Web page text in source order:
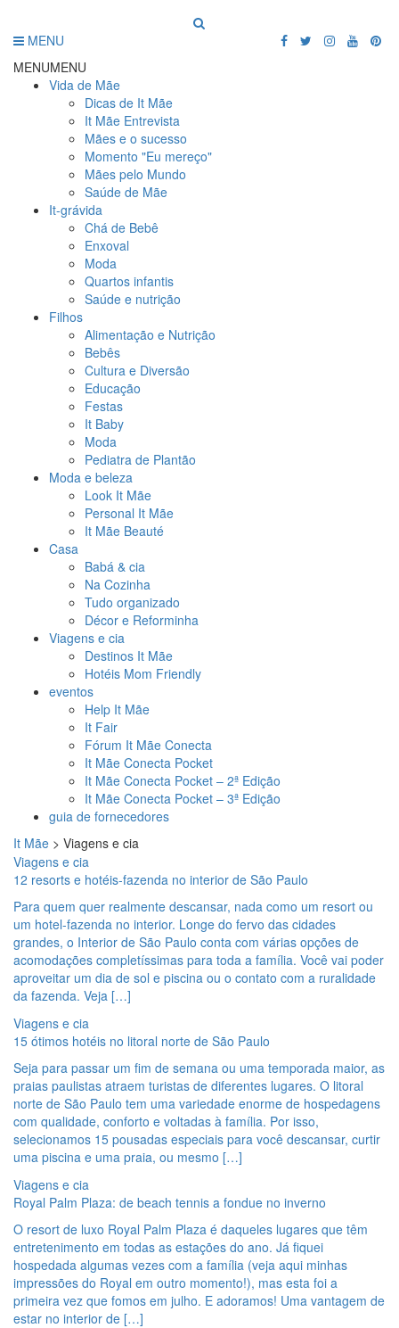
MENU
MENUMENU
Vida de Mãe
Dicas de It Mãe
It Mãe Entrevista
Mães e o sucesso
Momento "Eu mereço"
Mães pelo Mundo
Saúde de Mãe
It-grávida
Chá de Bebê
Enxoval
Moda
Quartos infantis
Saúde e nutrição
Filhos
Alimentação e Nutrição
Bebês
Cultura e Diversão
Educação
Festas
It Baby
Moda
Pediatra de Plantão
Moda e beleza
Look It Mãe
Personal It Mãe
It Mãe Beauté
Casa
Babá & cia
Na Cozinha
Tudo organizado
Décor e Reforminha
Viagens e cia
Destinos It Mãe
Hotéis Mom Friendly
eventos
Help It Mãe
It Fair
Fórum It Mãe Conecta
It Mãe Conecta Pocket
It Mãe Conecta Pocket – 2ª Edição
It Mãe Conecta Pocket – 3ª Edição
guia de fornecedores
It Mãe > Viagens e cia
Viagens e cia
12 resorts e hotéis-fazenda no interior de São Paulo
Para quem quer realmente descansar, nada como um resort ou
um hotel-fazenda no interior. Longe do fervo das cidades
grandes, o Interior de São Paulo conta com várias opções de
acomodações completíssimas para toda a família. Você vai poder
aproveitar um dia de sol e piscina ou o contato com a ruralidade
da fazenda. Veja […]
Viagens e cia
15 ótimos hotéis no litoral norte de São Paulo
Seja para passar um fim de semana ou uma temporada maior, as
praias paulistas atraem turistas de diferentes lugares. O litoral
norte de São Paulo tem uma variedade enorme de hospedagens
com qualidade, conforto e voltadas à família. Por isso,
selecionamos 15 pousadas especiais para você descansar, curtir
uma piscina e uma praia, ou mesmo […]
Viagens e cia
Royal Palm Plaza: de beach tennis a fondue no inverno
O resort de luxo Royal Palm Plaza é daqueles lugares que têm
entretenimento em todas as estações do ano. Já fiquei
hospedada algumas vezes com a família (veja aqui minhas
impressões do Royal em outro momento!), mas esta foi a
primeira vez que fomos em julho. E adoramos! Uma vantagem de
estar no interior de […]